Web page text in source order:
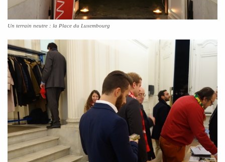
Un terrain neutre : la Place du Luxembourg